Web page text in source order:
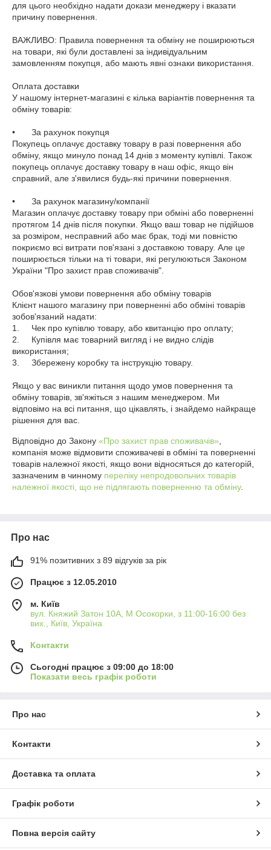
для цього необхідно надати докази менеджеру і вказати
причину повернення.
ВАЖЛИВО: Правила повернення та обміну не поширюються
на товари, які були доставлені за індивідуальним
замовленням покупця, або мають явні ознаки використання.
Оплата доставки
У нашому інтернет-магазині є кілька варіантів повернення та
обміну товарів:
•	За рахунок покупця
Покупець оплачує доставку товару в разі повернення або
обміну, якщо минуло понад 14 днів з моменту купівлі. Також
покупець оплачує доставку товару в наш офіс, якщо він
справний, але з'явилися будь-які причини повернення.
•	За рахунок магазину/компанії
Магазин оплачує доставку товару при обміні або поверненні
протягом 14 днів після покупки. Якщо ваш товар не підійшов
за розміром, несправний або має брак, тоді ми повністю
покриємо всі витрати пов'язані з доставкою товару. Але це
поширюється тільки на ті товари, які регулюються Законом
України "Про захист прав споживачів".
Обов'язкові умови повернення або обміну товарів
Клієнт нашого магазину при поверненні або обміні товарів
зобов'язаний надати:
1.	Чек про купівлю товару, або квитанцію про оплату;
2.	Купівля має товарний вигляд і не видно слідів
використання;
3.	Збережену коробку та інструкцію товару.
Якщо у вас виникли питання щодо умов повернення та
обміну товарів, зв'яжіться з нашим менеджером. Ми
відповімо на всі питання, що цікавлять, і знайдемо найкраще
рішення для вас.
Відповідно до Закону «Про захист прав споживачів»
компанія може відмовити споживачеві в обміні та поверненні
товарів належної якості, якщо вони відносяться до категорій,
зазначеним в чинному переліку непродовольчих товарів
належної якості, що не підлягають поверненню та обміну.
Про нас
91% позитивних з 89 відгуків за рік
Працює з 12.05.2010
м. Київ
вул. Княжий Затон 10А, М Осокорки, з 11:00-16:00 без
вих., Київ, Україна
Контакти
Сьогодні працює з 09:00 до 18:00
Показати весь графік роботи
Про нас
Контакти
Доставка та оплата
Графік роботи
Повна версія сайту